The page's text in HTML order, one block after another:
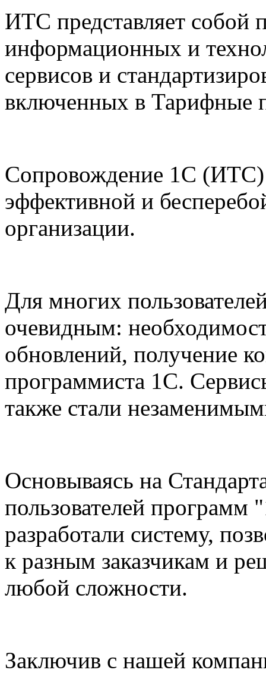
ИТС представляет собой
информационных и
сервисов и
включенных в Тарифные
Сопровождение 1С (ИТС)
эффективной и
организации.
Для многих
очевидным:
обновлений, получение
программиста 1С.
также стали
Основываясь на
пользователей
разработали систему,
к разным заказчикам и
любой сложности.
Заключив с нашей